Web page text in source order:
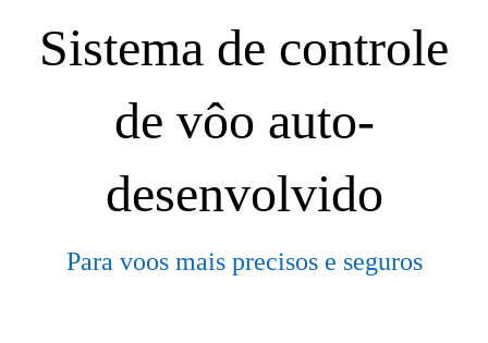
Sistema de controle
de vôo auto-
desenvolvido
Para voos mais precisos e seguros